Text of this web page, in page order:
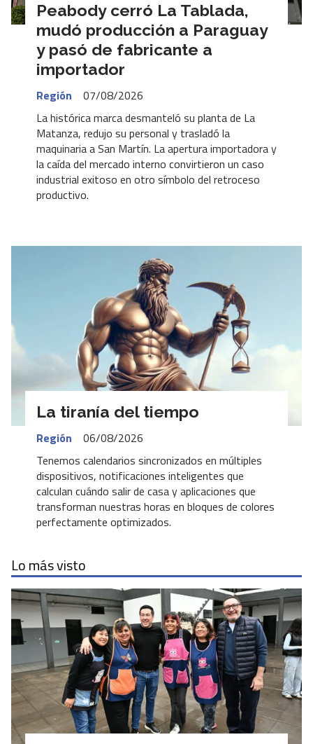
Peabody cerró La Tablada,
mudó producción a Paraguay
y pasó de fabricante a
importador
Región
07/08/2026
La histórica marca desmanteló su planta de La
Matanza, redujo su personal y trasladó la
maquinaria a San Martín. La apertura importadora y
la caída del mercado interno convirtieron un caso
industrial exitoso en otro símbolo del retroceso
productivo.
La tiranía del tiempo
Región
06/08/2026
Tenemos calendarios sincronizados en múltiples
dispositivos, notificaciones inteligentes que
calculan cuándo salir de casa y aplicaciones que
transforman nuestras horas en bloques de colores
perfectamente optimizados.
Lo más visto